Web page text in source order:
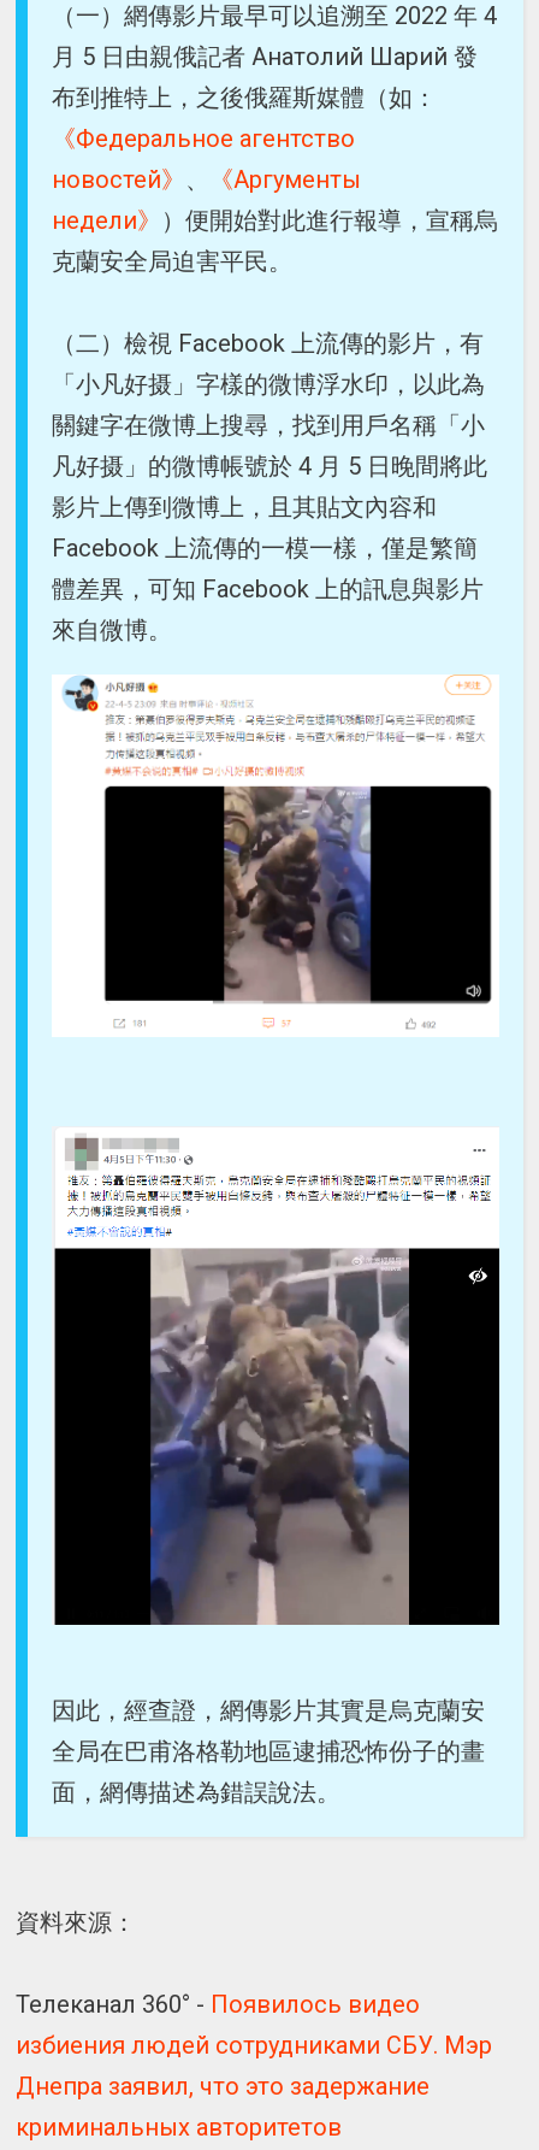
（一）網傳影片最早可以追溯至 2022 年 4
月 5 日由親俄記者 Анатолий Шарий 發
布到推特上，之後俄羅斯媒體（如：
《Федеральное агентство
новостей》 、
《Аргументы
недели》 ）便開始對此進行報導，宣稱烏
克蘭安全局迫害平民。
（二）檢視 Facebook 上流傳的影片，有
「小凡好摄」字樣的微博浮水印，以此為
關鍵字在微博上搜尋，找到用戶名稱「小
凡好摄」的微博帳號於 4 月 5 日晚間將此
影片上傳到微博上，且其貼文內容和
Facebook 上流傳的一模一樣，僅是繁簡
體差異，可知 Facebook 上的訊息與影片
來自微博。
因此，經查證，網傳影片其實是烏克蘭安
全局在巴甫洛格勒地區逮捕恐怖份子的畫
面，網傳描述為錯誤說法。
資料來源：
Телеканал 360° - Появилось видео
избиения людей сотрудниками СБУ. Мэр
Днепра заявил, что это задержание
криминальных авторитетов